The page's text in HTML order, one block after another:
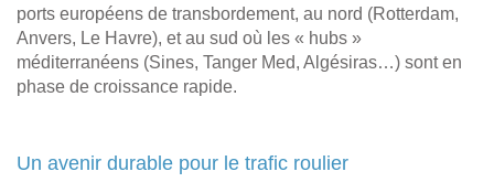
ports européens de transbordement, au nord (Rotterdam,
Anvers, Le Havre), et au sud où les « hubs »
méditerranéens (Sines, Tanger Med, Algésiras…) sont en
phase de croissance rapide.
Un avenir durable pour le trafic roulier